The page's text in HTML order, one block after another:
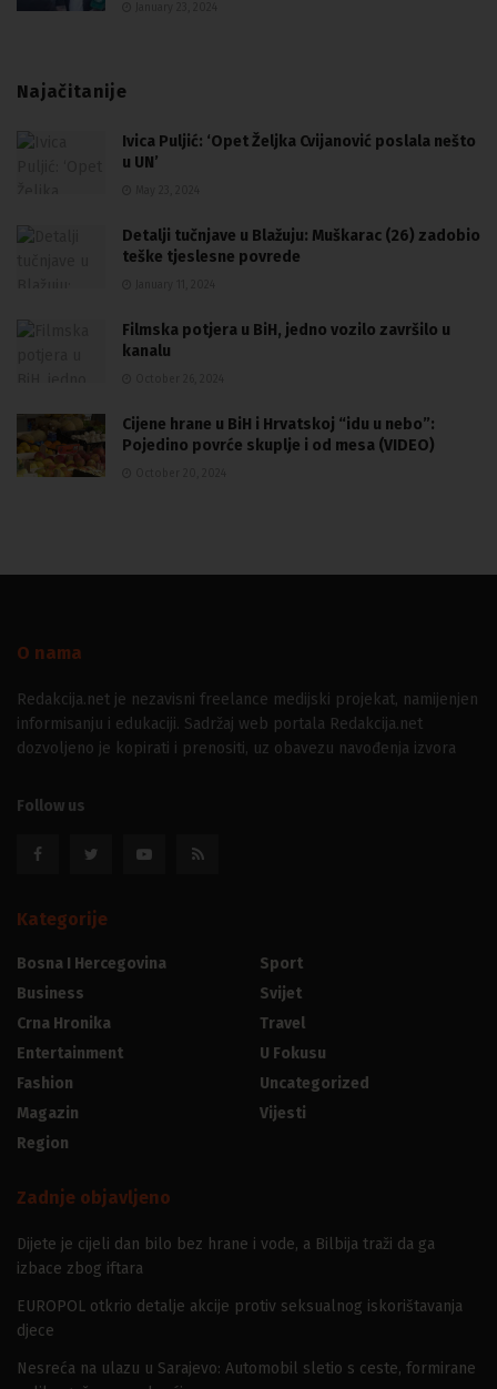
Najačitanije
Ivica Puljić: ‘Opet Željka Cvijanović poslala nešto
u UN’
Detalji tučnjave u Blažuju: Muškarac (26) zadobio
teške tjeslesne povrede
Filmska potjera u BiH, jedno vozilo završilo u
kanalu
Cijene hrane u BiH i Hrvatskoj “idu u nebo”:
Pojedino povrće skuplje i od mesa (VIDEO)
O nama
Redakcija.net je nezavisni freelance medijski projekat, namijenjen
informisanju i edukaciji. Sadržaj web portala Redakcija.net
dozvoljeno je kopirati i prenositi, uz obavezu navođenja izvora
Follow us
Kategorije
Bosna I Hercegovina
Business
Crna Hronika
Entertainment
Fashion
Magazin
Region
Sport
Svijet
Travel
U Fokusu
Uncategorized
Vijesti
Zadnje objavljeno
Dijete je cijeli dan bilo bez hrane i vode, a Bilbija traži da ga
izbace zbog iftara
EUROPOL otkrio detalje akcije protiv seksualnog iskorištavanja
djece
Nesreća na ulazu u Sarajevo: Automobil sletio s ceste, formirane